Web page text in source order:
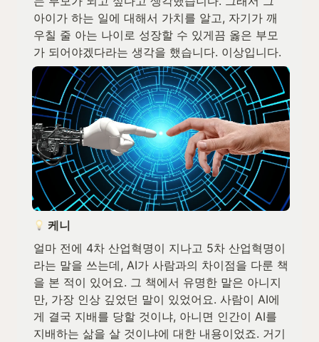
아이가 하는 일에 대해서 가치를 알고, 자기가 깨
우칠 줄 아는 나이로 성장할 수 있게끔 옳은 부모
가 되어야겠다라는 생각을 했습니다. 이상입니다.
케니
얼마 전에 4차 산업혁명이 지나고 5차 산업혁명이
라는 말을 쓰는데, AI가 사람과의 차이점을 다룬 책
을 본 적이 있어요. 그 책에서 유명한 말은 아니지
만, 가장 인상 깊었던 말이 있었어요. 사람이 AI에
게 결국 지배를 당할 것이냐, 아니면 인간이 AI를
지배하는 삶을 살 것이냐에 대한 내용이었죠. 거기